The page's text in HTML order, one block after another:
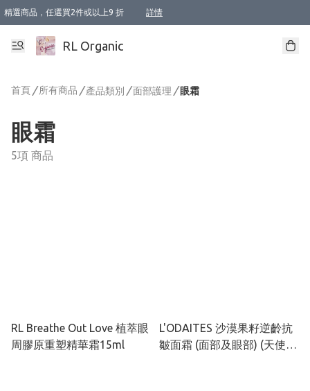
精選商品，任選買2件或以上9 折 詳情
XI周年優惠【新品自由選2件88折/3件85折】
XI周年優惠【Chakra 脈輪平衡自由選2件9折/3件85折/5件8折】
Florame 肌底自由選 2支9折 3支85折
XI周年優惠【蟲蟲退散 · 防衛結界﹞系列2件9折】
Sunki 任選2件95折
BIOFFICINA TOSCANA 任選2支9折 3支85折
Lamav 任選1件9折 2件85折
Mukti Organics 指定產品任選1件9折, 2件88折 3件85折
Intelligent Nutrients Skincare 任選2件9折
deodorant 任選2件88折
化妝品 任選2件95折
XI周年優惠【身心靈單品 任選2件9折/3件85折/5件8折】
XI周年優惠 【精油/香水 任選2件9折/3件85折/5件8折】
XI周年優惠【「關節到肌膚」全效養護 BODY OIL 組2件88折/3件85折】
XI周年優惠【夏日有機物理防曬套裝2件88折】
XI周年優惠【夏日潔面隨意選2件88折/3件85折】
XI周年優惠【逆齡奇蹟抗氧 11 自由選2件88折/3件85折/4件或以上8折】
新會員首次購物即享全單 95 折優惠！
成為VIP / VVIP 可享有生日月現金扣減獎賞優惠 !! 記得去賬户資料填上生日日期啦 !
選用順豐速運，滿$500 免運費
本地速遞 京東 送住宅/ 工商地址 $400 免運費
澳門訂單選用順豐速運，滿$800 免運費
RL Organic
首頁 / 所有商品 / 產品類別 /面部護理 / 眼霜
眼霜
5項 商品
RL Breathe Out Love 植萃眼
周膠原重塑精華霜15ml
L'ODAITES 沙漠果籽逆齡抗
皺面霜 (面部及眼部) (天使之